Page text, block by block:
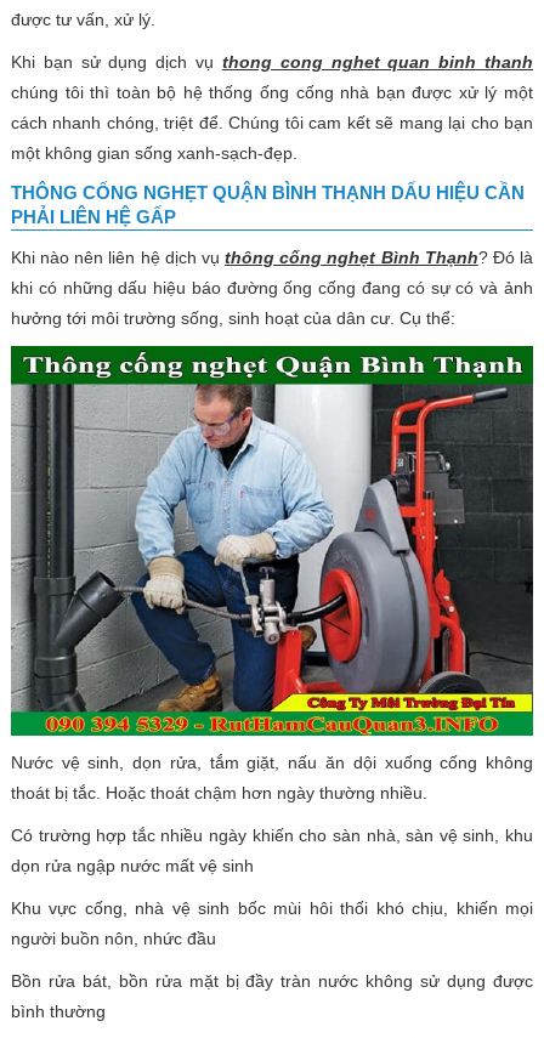
được tư vấn, xử lý.
Khi bạn sử dụng dịch vụ thong cong nghet quan binh thanh
chúng tôi thì toàn bộ hệ thống ống cống nhà bạn được xử lý một
cách nhanh chóng, triệt để. Chúng tôi cam kết sẽ mang lại cho bạn
một không gian sống xanh-sạch-đẹp.
THÔNG CỐNG NGHẸT QUẬN BÌNH THẠNH DẤU HIỆU CẦN
PHẢI LIÊN HỆ GẤP
Khi nào nên liên hệ dịch vụthông cống nghẹt Bình Thạnh? Đó là
khi có những dấu hiệu báo đường ống cống đang có sự có và ảnh
hưởng tới môi trường sống, sinh hoạt của dân cư. Cụ thể:
Nước vệ sinh, dọn rửa, tắm giặt, nấu ăn dội xuống cống không
thoát bị tắc. Hoặc thoát chậm hơn ngày thường nhiều.
Có trường hợp tắc nhiều ngày khiến cho sàn nhà, sàn vệ sinh, khu
dọn rửa ngập nước mất vệ sinh
Khu vực cống, nhà vệ sinh bốc mùi hôi thối khó chịu, khiến mọi
người buồn nôn, nhức đầu
Bồn rửa bát, bồn rửa mặt bị đầy tràn nước không sử dụng được
bình thường